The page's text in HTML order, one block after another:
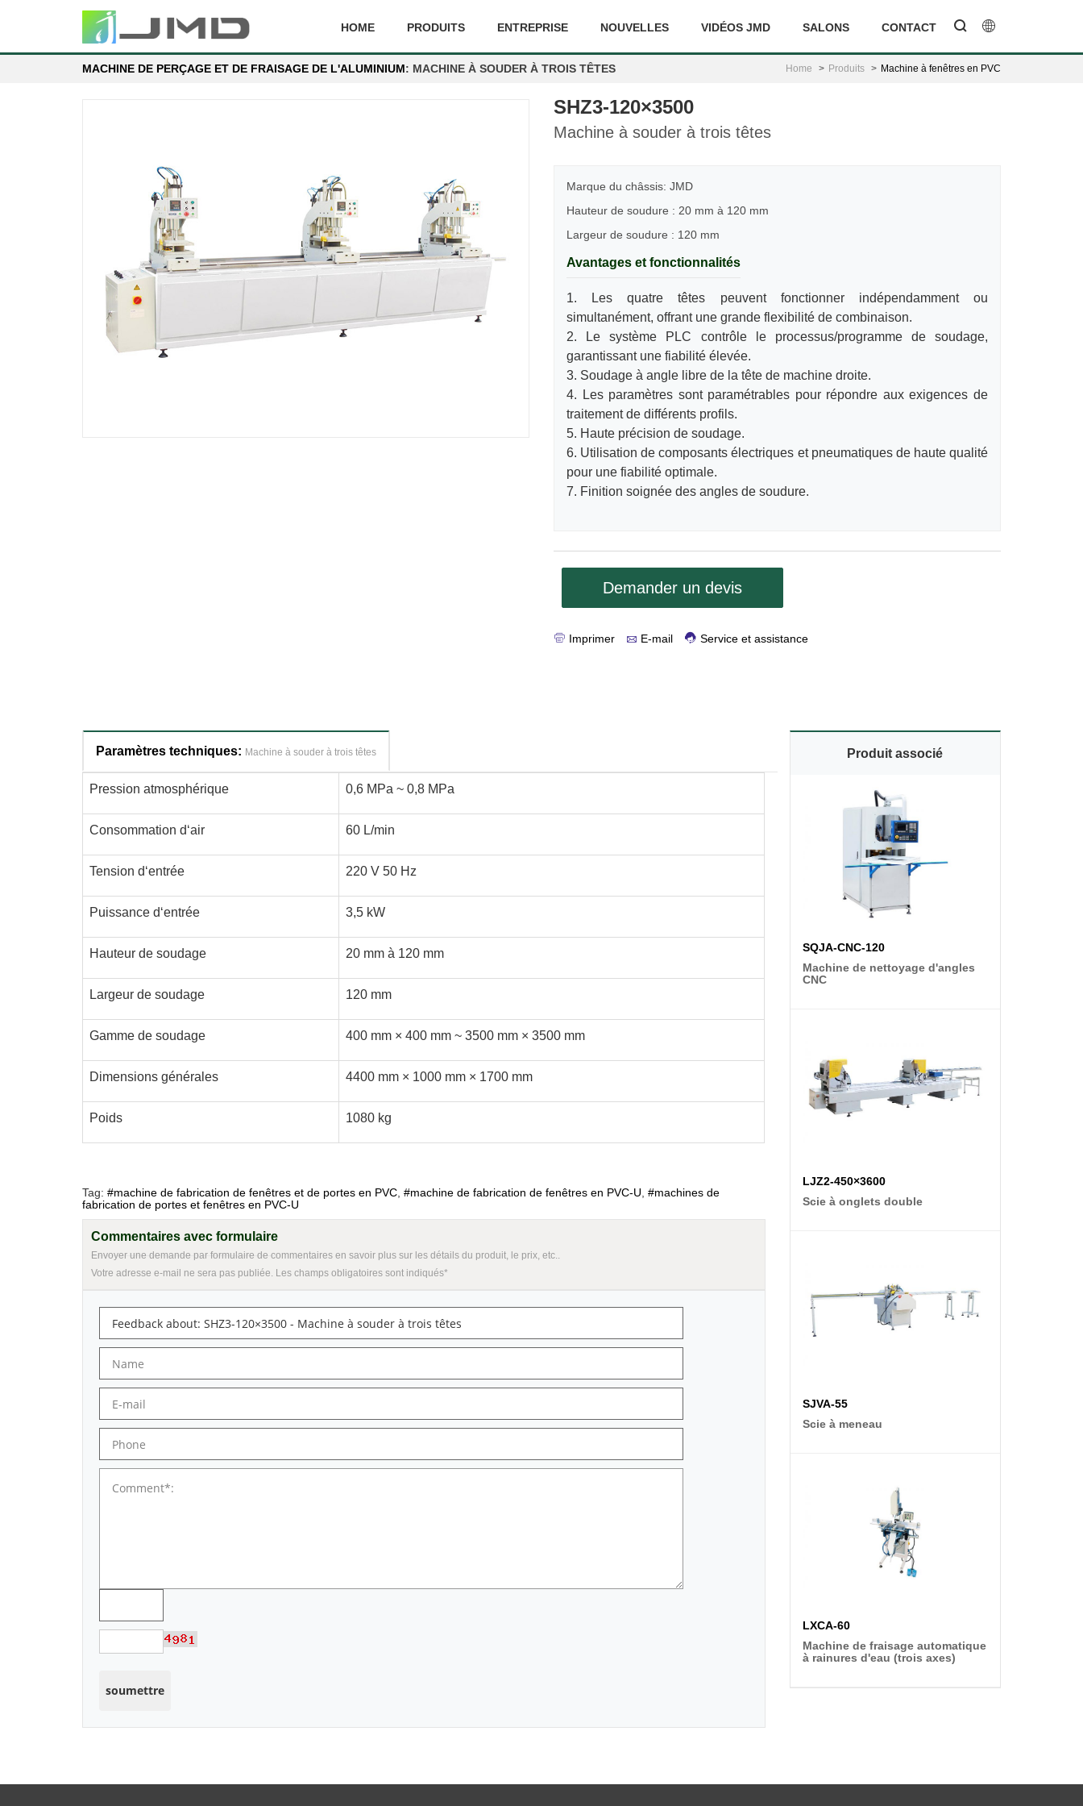
HOME PRODUITS ENTREPRISE NOUVELLES VIDÉOS JMD SALONS CONTACT
MACHINE DE PERÇAGE ET DE FRAISAGE DE L'ALUMINIUM: MACHINE À SOUDER À TROIS TÊTES Home Produits Machine à fenêtres en PVC
SHZ3-120×3500
Machine à souder à trois têtes
Marque du châssis: JMD
Hauteur de soudure : 20 mm à 120 mm
Largeur de soudure : 120 mm
Avantages et fonctionnalités
1. Les quatre têtes peuvent fonctionner indépendamment ou
simultanément, offrant une grande flexibilité de combinaison.
2. Le système PLC contrôle le processus/programme de soudage,
garantissant une fiabilité élevée.
3. Soudage à angle libre de la tête de machine droite.
4. Les paramètres sont paramétrables pour répondre aux exigences de
traitement de différents profils.
5. Haute précision de soudage.
6. Utilisation de composants électriques et pneumatiques de haute qualité
pour une fiabilité optimale.
7. Finition soignée des angles de soudure.
Demander un devis
Imprimer E-mail Service et assistance
Paramètres techniques: Machine à souder à trois têtes
Pression atmosphérique 0,6 MPa ~ 0,8 MPa
Consommation d‘air 60 L/min
Tension d‘entrée 220 V 50 Hz
Puissance d‘entrée 3,5 kW
Hauteur de soudage 20 mm à 120 mm
Largeur de soudage 120 mm
Gamme de soudage 400 mm × 400 mm ~ 3500 mm × 3500 mm
Dimensions générales 4400 mm × 1000 mm × 1700 mm
Poids 1080 kg
Tag: #machine de fabrication de fenêtres et de portes en PVC #machine de fabrication de fenêtres en PVC-U #machines de
fabrication de portes et fenêtres en PVC-U
Commentaires avec formulaire
Envoyer une demande par formulaire de commentaires en savoir plus sur les détails du produit, le prix, etc..
Votre adresse e-mail ne sera pas publiée. Les champs obligatoires sont indiqués*
Produit associé
SQJA-CNC-120
Machine de nettoyage d'angles
CNC
LJZ2-450×3600
Scie à onglets double
SJVA-55
Scie à meneau
LXCA-60
Machine de fraisage automatique
à rainures d'eau (trois axes)